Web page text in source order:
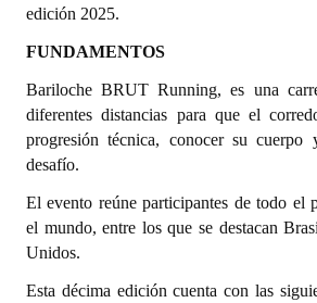
Organigrama
Informes de Gestión
Proyectos Presentados
Dictámenes Asesoría Letrada
Actas de Sesión
edición 2025.
FUNDAMENTOS
Bariloche BRUT Running, es una
diferentes distancias para que el
progresión técnica, conocer su
desafío.
El evento reúne participantes de todo el
el mundo, entre los que se destacan
Unidos.
Esta décima edición cuenta con las